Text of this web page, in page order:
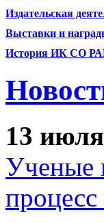
Издательская
Выставки и
История ИК СО
13
Ученые
процесс